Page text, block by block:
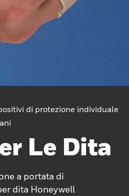
di protezione individuale
Le Dita
a portata di
dita Honeywell